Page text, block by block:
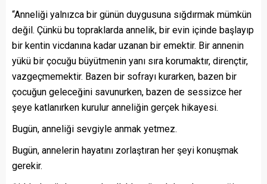
“Anneliği yalnızca bir günün duygusuna sığdırmak mümkün
değil. Çünkü bu topraklarda annelik, bir evin içinde başlayıp
bir kentin vicdanına kadar uzanan bir emektir. Bir annenin
yükü bir çocuğu büyütmenin yanı sıra korumaktır, dirençtir,
vazgeçmemektir. Bazen bir sofrayı kurarken, bazen bir
çocuğun geleceğini savunurken, bazen de sessizce her
şeye katlanırken kurulur anneliğin gerçek hikayesi.
Bugün, anneliği sevgiyle anmak yetmez.
Bugün, annelerin hayatını zorlaştıran her şeyi konuşmak
gerekir.